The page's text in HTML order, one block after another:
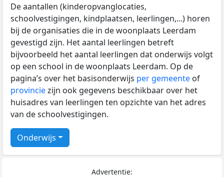
De aantallen (kinderopvanglocaties,
schoolvestigingen, kindplaatsen, leerlingen,...) horen
bij de organisaties die in de woonplaats Leerdam
gevestigd zijn. Het aantal leerlingen betreft
bijvoorbeeld het aantal leerlingen dat onderwijs volgt
op een school in de woonplaats Leerdam. Op de
pagina’s over het basisonderwijs per gemeente of
provinciezijn ook gegevens beschikbaar over het
huisadres van leerlingen ten opzichte van het adres
van de schoolvestigingen.
Onderwijs
Advertentie: